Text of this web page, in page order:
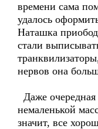
времени сама
удалось
Наташка
стали
нервов она
Даже
немаленькой
значит, все